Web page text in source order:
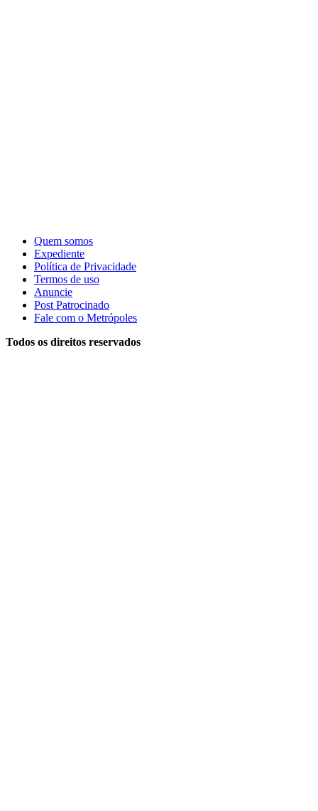
Quem somos
Expediente
Política de Privacidade
Termos de uso
Anuncie
Post Patrocinado
Fale com o Metrópoles
Todos os direitos reservados